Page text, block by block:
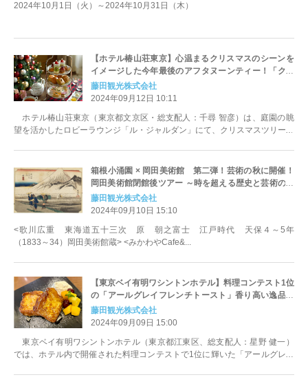
2024年10月1日（火）～2024年10月31日（木）
【ホテル椿山荘東京】心温まるクリスマスのシーンを
イメージした今年最後のアフタヌーンティー！「クリ
スマスアフタヌーンティー」を11月12日よりスタート
藤田観光株式会社
2024年09月12日 10:11
ホテル椿山荘東京（東京都文京区・総支配人：千尋 智彦）は、庭園の眺
望を活かしたロビーラウンジ「ル・ジャルダン」にて、クリスマスツリー...
箱根小涌園 × 岡田美術館 第二弾！芸術の秋に開催！
岡田美術館閉館後ツアー ～時を超える歴史と芸術の旅
を体験～
藤田観光株式会社
2024年09月10日 15:10
<歌川広重 東海道五十三次 原 朝之富士 江戸時代 天保４～5年
（1833～34）岡田美術館蔵> <みかわやCafe&...
【東京ベイ有明ワシントンホテル】料理コンテスト1位
の「アールグレイフレンチトースト」香り高い逸品が
朝食ビュッフェに新登場！
藤田観光株式会社
2024年09月09日 15:00
東京ベイ有明ワシントンホテル（東京都江東区、総支配人：星野 健一）
では、ホテル内で開催された料理コンテストで1位に輝いた「アールグレイ